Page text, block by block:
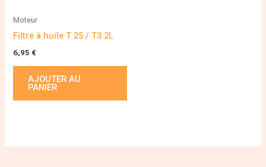
Moteur
Filtre à huile T 25 / T3 2L
6,95 €
AJOUTER AU
PANIER